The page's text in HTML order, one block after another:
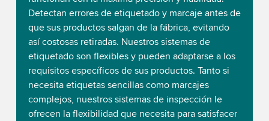
Detectan errores de etiquetado y marcaje antes de
que sus productos salgan de la fábrica, evitando
así costosas retiradas. Nuestros sistemas de
etiquetado son flexibles y pueden adaptarse a los
requisitos específicos de sus productos. Tanto si
necesita etiquetas sencillas como marcajes
complejos, nuestros sistemas de inspección le
ofrecen la flexibilidad que necesita para satisfacer